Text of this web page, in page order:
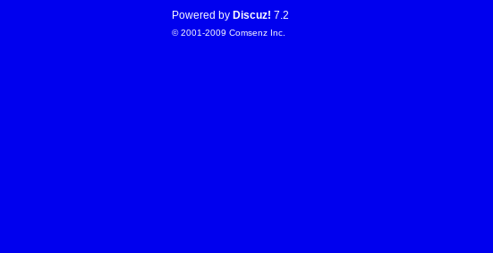
Powered by Discuz! 7.2
© 2001-2009 Comsenz Inc.